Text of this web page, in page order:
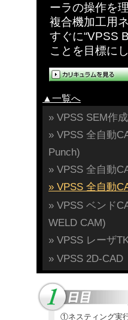
ーラの操作を
複合機加工用
すぐに“VPSS
ことを目標に
▲一覧へ
» VPSS SEM作
» VPSS 全自動
Punch)
» VPSS 全自動
» VPSS 全自動
» VPSS ベンド
WELD CAM)
» VPSS レーザ
» VPSS 2D-CAD
①ネスティング実